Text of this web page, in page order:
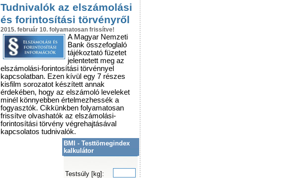
Tudnivalók az elszámolási
és forintosítási törvényről
2015. február 10. folyamatosan frissítve!
A Magyar Nemzeti
Bank összefoglaló
tájékoztató füzetet
jelentetett meg az
elszámolási-forintosítási törvénnyel
kapcsolatban. Ezen kívül egy 7 részes
kisfilm sorozatot készített annak
érdekében, hogy az elszámoló leveleket
minél könnyebben értelmezhessék a
fogyasztók. Cikkünkben folyamatosan
frissítve olvashatók az elszámolási-
forintosítási törvény végrehajtásával
kapcsolatos tudnivalók.
BMI - Testtömegindex
kalkulátor
Testsúly [kg]: